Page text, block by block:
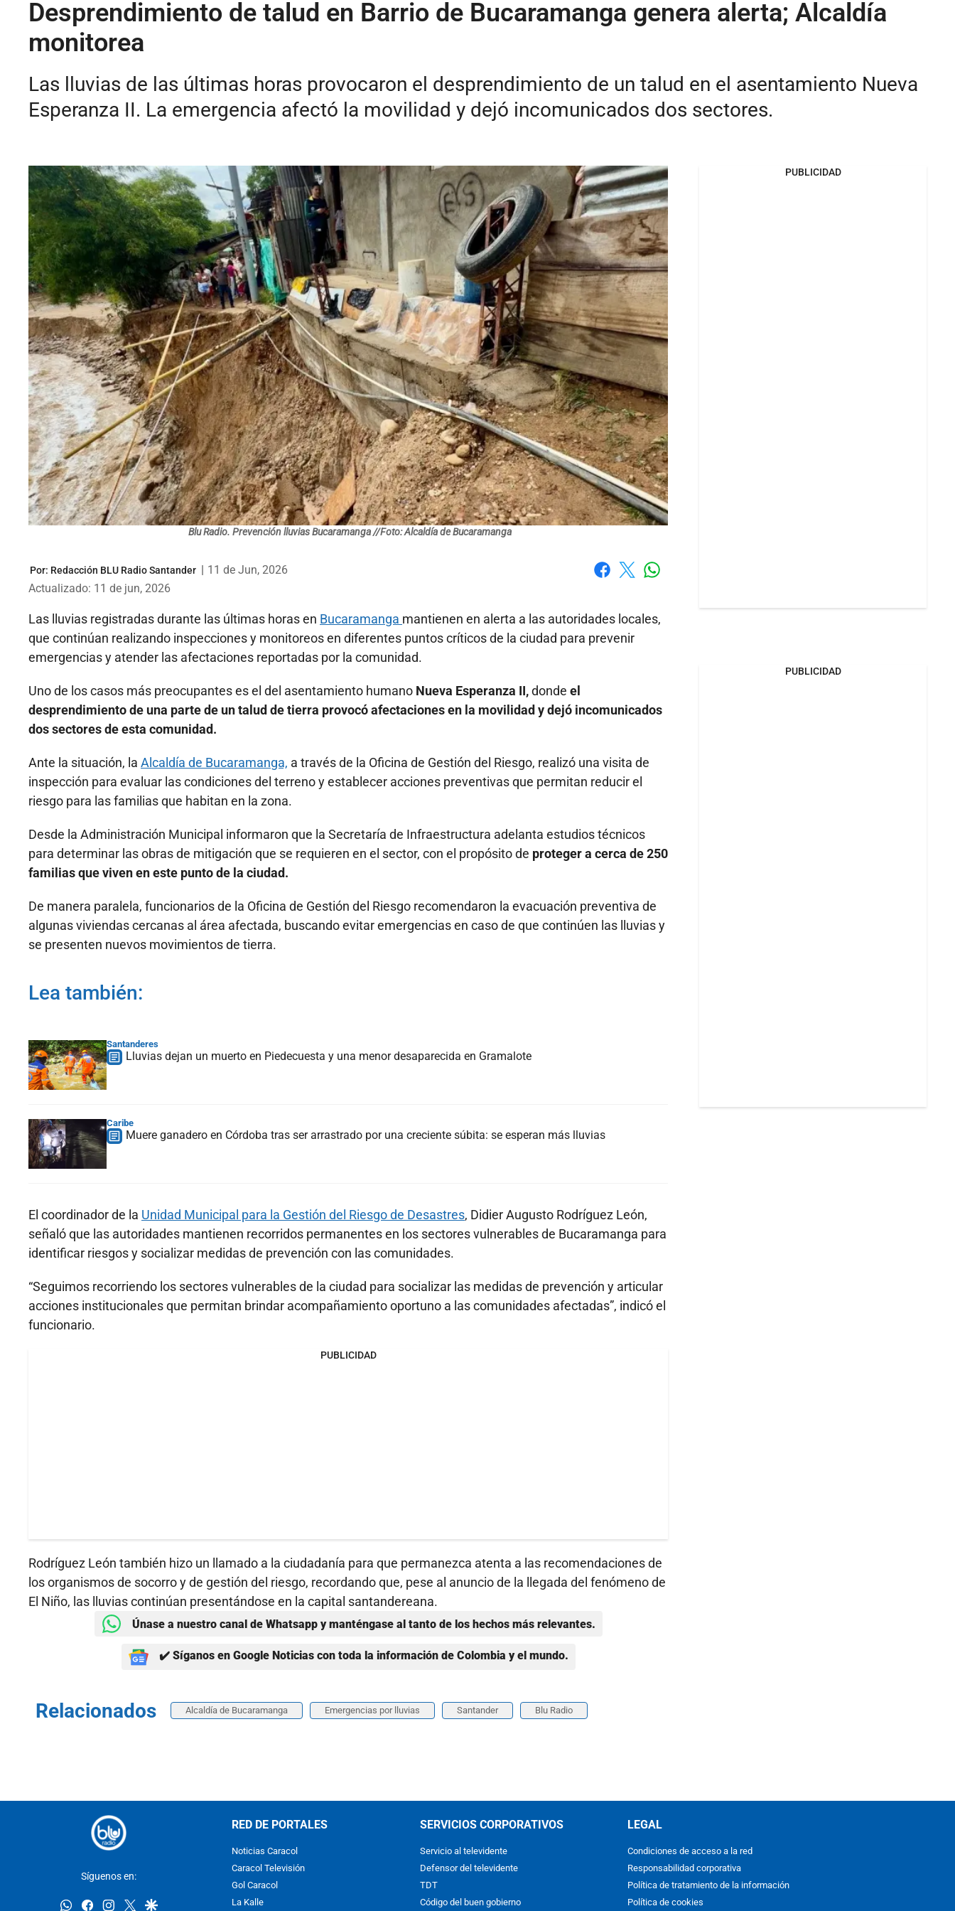
Desprendimiento de talud en Barrio de Bucaramanga genera alerta; Alcaldía
monitorea
Las lluvias de las últimas horas provocaron el desprendimiento de un talud en el asentamiento Nueva
Esperanza II. La emergencia afectó la movilidad y dejó incomunicados dos sectores.
Blu Radio. Prevención lluvias Bucaramanga //Foto: Alcaldía de Bucaramanga
Por: Redacción BLU Radio Santander | 11 de Jun, 2026
Actualizado: 11 de jun, 2026
Las lluvias registradas durante las últimas horas en Bucaramanga mantienen en alerta a las autoridades locales,
que continúan realizando inspecciones y monitoreos en diferentes puntos críticos de la ciudad para prevenir
emergencias y atender las afectaciones reportadas por la comunidad.
Uno de los casos más preocupantes es el del asentamiento humano Nueva Esperanza II,donde el
desprendimiento de una parte de un talud de tierra provocó afectaciones en la movilidad y dejó incomunicados
dos sectores de esta comunidad.
Ante la situación, la Alcaldía de Bucaramanga, a través de la Oficina de Gestión del Riesgo, realizó una visita de
inspección para evaluar las condiciones del terreno y establecer acciones preventivas que permitan reducir el
riesgo para las familias que habitan en la zona.
Desde la Administración Municipal informaron que la Secretaría de Infraestructura adelanta estudios técnicos
para determinar las obras de mitigación que se requieren en el sector, con el propósito de proteger a cerca de 250
familias que viven en este punto de la ciudad.
De manera paralela, funcionarios de la Oficina de Gestión del Riesgo recomendaron la evacuación preventiva de
algunas viviendas cercanas al área afectada, buscando evitar emergencias en caso de que continúen las lluvias y
se presenten nuevos movimientos de tierra.
Lea también:
Santanderes
Lluvias dejan un muerto en Piedecuesta y una menor desaparecida en Gramalote
Caribe
Muere ganadero en Córdoba tras ser arrastrado por una creciente súbita: se esperan más lluvias
El coordinador de la Unidad Municipal para la Gestión del Riesgo de Desastres, Didier Augusto Rodríguez León,
señaló que las autoridades mantienen recorridos permanentes en los sectores vulnerables de Bucaramanga para
identificar riesgos y socializar medidas de prevención con las comunidades.
“Seguimos recorriendo los sectores vulnerables de la ciudad para socializar las medidas de prevención y articular
acciones institucionales que permitan brindar acompañamiento oportuno a las comunidades afectadas”, indicó el
funcionario.
PUBLICIDAD
Rodríguez León también hizo un llamado a la ciudadanía para que permanezca atenta a las recomendaciones de
los organismos de socorro y de gestión del riesgo, recordando que, pese al anuncio de la llegada del fenómeno de
El Niño, las lluvias continúan presentándose en la capital santandereana.
Únase a nuestro canal de Whatsapp y manténgase al tanto de los hechos más relevantes.
✔️ Síganos en Google Noticias con toda la información de Colombia y el mundo.
Relacionados Alcaldía de Bucaramanga Emergencias por lluvias Santander Blu Radio
PUBLICIDAD
PUBLICIDAD
Síguenos en:
whatsappfacebookinstagram
twittergoogle
RED DE PORTALES
Noticias Caracol
Caracol Televisión
Gol Caracol
La Kalle
SERVICIOS CORPORATIVOS
Servicio al televidente
Defensor del televidente
TDT
Código del buen gobierno
LEGAL
Condiciones de acceso a la red
Responsabilidad corporativa
Política de tratamiento de la información
Política de cookies